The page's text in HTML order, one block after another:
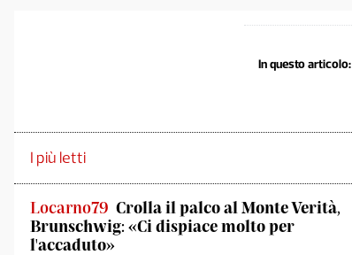
In questo articolo:
I più letti
Locarno79 Crolla il palco al Monte Verità,
Brunschwig: «Ci dispiace molto per
l'accaduto»